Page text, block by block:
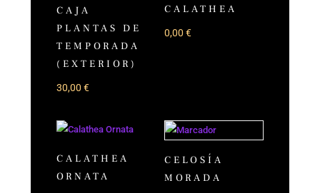
CAJA
PLANTAS DE
TEMPORADA
(EXTERIOR)
30,00 €
CALATHEA
0,00 €
CALATHEA
ORNATA
CELOSÍA
MORADA